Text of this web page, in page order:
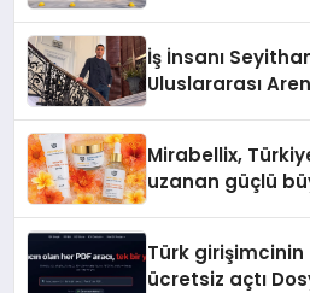
İş İnsanı
Uluslararası
Mirabellix,
uzanan güçlü
Türk girişimcinin
ücretsiz açtı